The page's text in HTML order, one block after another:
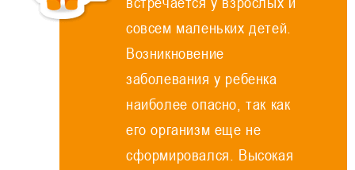
совсем маленьких детей.
Возникновение
заболевания у ребенка
наиболее опасно, так как
его организм еще не
сформировался. Высокая